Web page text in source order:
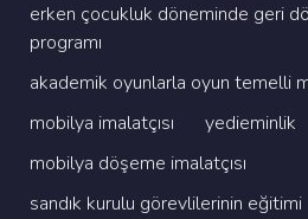
erken çocukluk dönemi̇nde geri̇
programi
akademi̇k oyunlarla oyun temelli̇
mobi̇lya i̇malatçisi
yedi̇emi̇nli̇k
mobi̇lya döşeme i̇malatçisi
sandik kurulu görevli̇leri̇ni̇n eği̇ti̇mi̇